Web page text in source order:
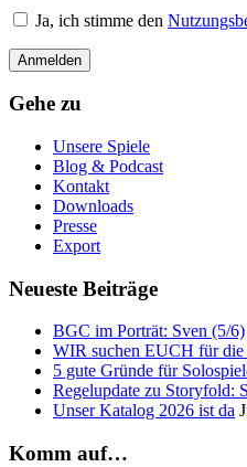
Ja, ich stimme den
Gehe zu
Unsere Spiele
Blog & Podcast
Kontakt
Downloads
Presse
Export
Neueste Beiträge
BGC im Porträt: Sven (5/6)
WIR suchen EUCH für
5 gute Gründe für
Regelupdate zu Storyfold:
Unser Katalog 2026 ist da
Komm auf…